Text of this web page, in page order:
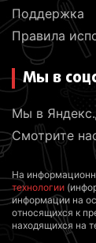
Поддержка
Правила
Мы в
Мы в
Смотрите
На
технологии
информации на
относящихся к
находящихся на